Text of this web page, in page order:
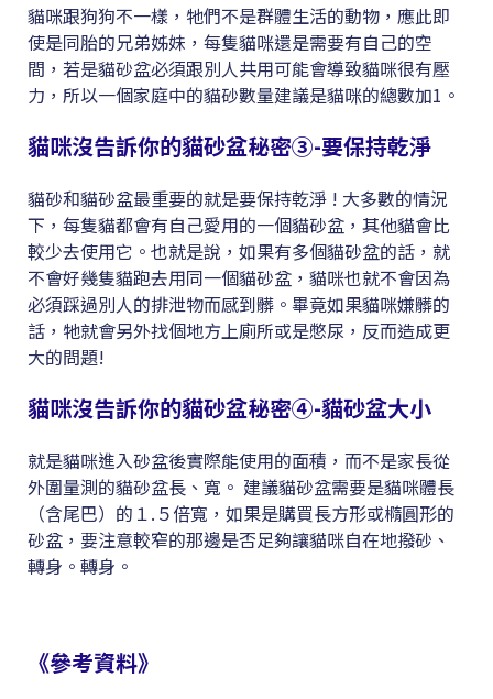
貓咪跟狗狗不一樣，牠們不是群體生活的動物，應此即
使是同胎的兄弟姊妹，每隻貓咪還是需要有自己的空
間，若是貓砂盆必須跟別人共用可能會導致貓咪很有壓
力，所以一個家庭中的貓砂數量建議是貓咪的總數加1。
貓咪沒告訴你的貓砂盆秘密③-要保持乾淨
貓砂和貓砂盆最重要的就是要保持乾淨 ! 大多數的情況
下，每隻貓都會有自己愛用的一個貓砂盆，其他貓會比
較少去使用它。也就是說，如果有多個貓砂盆的話，就
不會好幾隻貓跑去用同一個貓砂盆，貓咪也就不會因為
必須踩過別人的排泄物而感到髒。畢竟如果貓咪嫌髒的
話，牠就會另外找個地方上廁所或是憋尿，反而造成更
大的問題!
貓咪沒告訴你的貓砂盆秘密④-貓砂盆大小
就是貓咪進入砂盆後實際能使用的面積，而不是家長從
外圍量測的貓砂盆長、寬。 建議貓砂盆需要是貓咪體長
（含尾巴）的１.５倍寬，如果是購買長方形或橢圓形的
砂盆，要注意較窄的那邊是否足夠讓貓咪自在地撥砂、
轉身。轉身。
《參考資料》